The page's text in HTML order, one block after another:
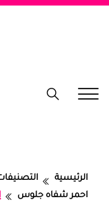
الرئيسية
احمر شفاه جلوس